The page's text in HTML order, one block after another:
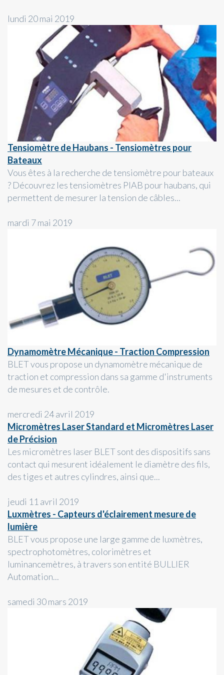
lundi 20 mai 2019
Tensiomètre de Haubans - Tensiomètres pour
Bateaux
Vous êtes à la recherche de tensiomètre pour bateaux
? Découvrez les tensiomètres PIAB pour haubans, qui
permettent de mesurer la tension de câbles...
mardi 7 mai 2019
Dynamomètre Mécanique - Traction Compression
BLET vous propose un dynamomètre mécanique de
traction et compression dans sa gamme d'instruments
de mesures et de contrôle.
mercredi 24 avril 2019
Micromètres Laser Standard et Micromètres Laser
de Précision
Les micromètres laser BLET sont des dispositifs sans
contact qui mesurent idéalement le diamètre des fils,
des tiges et autres cylindres, ainsi que...
jeudi 11 avril 2019
Luxmètres - Capteurs d'éclairement mesure de
lumière
BLET vous propose une large gamme de luxmètres,
spectrophotomètres, colorimètres et
luminancemètres, à travers son entité BULLIER
Automation...
samedi 30 mars 2019